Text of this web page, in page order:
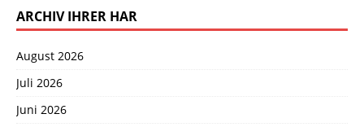
ARCHIV IHRER HAR
August 2026
Juli 2026
Juni 2026